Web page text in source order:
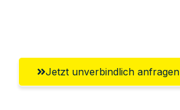
Jetzt unverbindlich anfragen